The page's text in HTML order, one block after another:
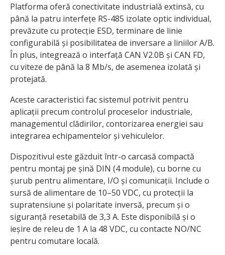
Platforma oferă conectivitate industrială extinsă, cu
până la patru interfețe RS-485 izolate optic individual,
prevăzute cu protecție ESD, terminare de linie
configurabilă și posibilitatea de inversare a liniilor A/B.
În plus, integrează o interfață CAN V2.0B și CAN FD,
cu viteze de până la 8 Mb/s, de asemenea izolată și
protejată.
Aceste caracteristici fac sistemul potrivit pentru
aplicații precum controlul proceselor industriale,
managementul clădirilor, contorizarea energiei sau
integrarea echipamentelor și vehiculelor.
Dispozitivul este găzduit într-o carcasă compactă
pentru montaj pe șină DIN (4 module), cu borne cu
șurub pentru alimentare, I/O și comunicații. Include o
sursă de alimentare de 10–50 VDC, cu protecții la
supratensiune și polaritate inversă, precum și o
siguranță resetabilă de 3,3 A. Este disponibilă și o
ieșire de releu de 1 A la 48 VDC, cu contacte NO/NC
pentru comutare locală.